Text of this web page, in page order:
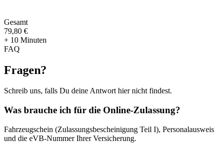
Gesamt
79,80 €
+ 10 Minuten
FAQ
Fragen?
Schreib uns, falls Du deine Antwort hier nicht findest.
Was brauche ich für die Online-Zulassung?
Fahrzeugschein (Zulassungsbescheinigung Teil I), Personalausweis
und die eVB-Nummer Ihrer Versicherung.